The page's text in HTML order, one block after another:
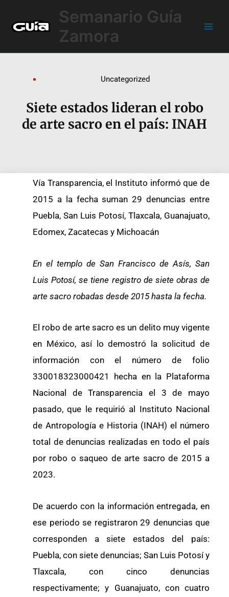
contenido
Semanario Guía
Zamora
Uncategorized
Siete estados lideran el robo
de arte sacro en el país: INAH
Vía Transparencia, el Instituto informó que de
2015 a la fecha suman 29 denuncias entre
Puebla, San Luis Potosí, Tlaxcala, Guanajuato,
Edomex, Zacatecas y Michoacán
En el templo de San Francisco de Asís, San
Luis Potosí, se tiene registro de siete obras de
arte sacro robadas desde 2015 hasta la fecha.
El robo de arte sacro es un delito muy vigente
en México, así lo demostró la solicitud de
información con el número de folio
330018323000421 hecha en la Plataforma
Nacional de Transparencia el 3 de mayo
pasado, que le requirió al Instituto Nacional
de Antropología e Historia (INAH) el número
total de denuncias realizadas en todo el país
por robo o saqueo de arte sacro de 2015 a
2023.
De acuerdo con la información entregada, en
ese periodo se registraron 29 denuncias que
corresponden a siete estados del país:
Puebla, con siete denuncias; San Luis Potosí y
Tlaxcala, con cinco denuncias
respectivamente; y Guanajuato, con cuatro